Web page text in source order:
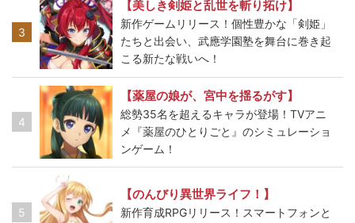
3
【美しき剣姫と乱世を斬り拓け】
新作ゲームリリース！個性豊かな「剣姫」
たちと出会い、武應学園塾を舞台に巻き起
こる新たな戦いへ！
4
【薬屋の娘が、宮中を揺るがす】
総勢35名を超えるキャラが登場！TVアニ
メ『薬屋のひとりごと』のシミュレーショ
ンゲーム！
5
【のんびり異世界ライフ！】
新作育成RPGリリース！スマートフォンと